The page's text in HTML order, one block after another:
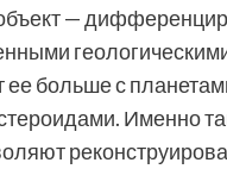
—
ее больше с
Именно